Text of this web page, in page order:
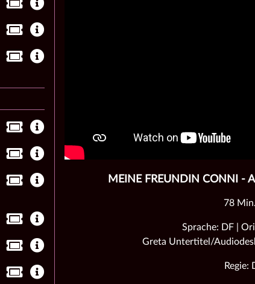
MEINE FREUNDIN CONNI -
78
Sprache: DF |
Greta Untertitel/
Regie: